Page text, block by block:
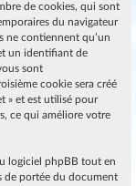
de cookies, qui sont
du navigateur
ne contiennent qu’un
un identifiant de
sont
cookie sera créé
» et est utilisé pour
ce qui améliore votre
logiciel phpBB tout en
de portée du document